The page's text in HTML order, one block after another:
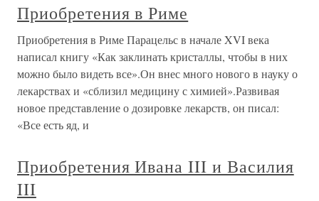
Приобретения в Риме
Приобретения в Риме Парацельс в начале XVI века
написал книгу «Как заклинать кристаллы, чтобы в них
можно было видеть все».Он внес много нового в науку о
лекарствах и «сблизил медицину с химией».Развивая
новое представление о дозировке лекарств, он писал:
«Все есть яд, и
Приобретения Ивана III и Василия
III